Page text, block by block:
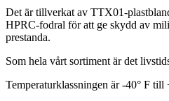
Det är tillverkat av TTX01-
HPRC-fodral för att ge skydd av
prestanda.
Som hela vårt sortiment är det
Temperaturklassningen är -40° F till